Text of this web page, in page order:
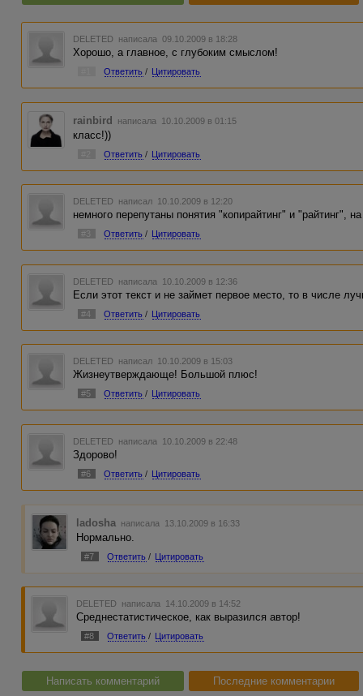
DELETED написала 09.10.2009 в 18:28
Хорошо, а главное, с глубоким смыслом!
Ответить / Цитировать
rainbird написала 10.10.2009 в 01:15
класс!))
Ответить / Цитировать
DELETED написал 10.10.2009 в 12:20
немного перепутаны понятия "копирайтинг" и "райтинг",
#3 Ответить / Цитировать
DELETED написала 10.10.2009 в 12:36
Если этот текст и не займет первое место, то в числе
#4 Ответить / Цитировать
DELETED написал 10.10.2009 в 15:03
Жизнеутверждающе! Большой плюс!
#5 Ответить / Цитировать
DELETED написала 10.10.2009 в 22:48
Здорово!
#6 Ответить / Цитировать
ladosha написала 13.10.2009 в 16:33
Нормально.
#7 Ответить / Цитировать
DELETED написала 14.10.2009 в 14:52
Среднестатистическое, как выразился автор!
#8 Ответить / Цитировать
Написать комментарий Последние комментарии